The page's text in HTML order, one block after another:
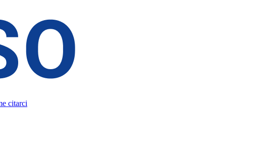
citarci